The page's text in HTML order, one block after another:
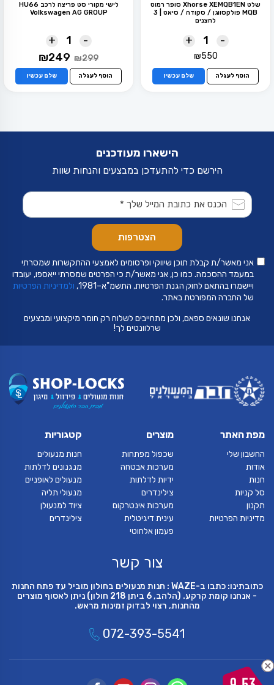
שלט Xhorse XEMQB1EN סופר רמוט
MQB פולקסווגן / סקודה / סיאט | 3
לחצנים
-
+
₪550
הוסף לעגלה שלם עכשיו
לישי מקורי סט פריצה לרכב HU66
Volkswagen AG GROUP
-
+
₪299
המחיר
₪299.
₪249
הוא:
₪249.
הוסף לעגלה שלם עכשיו
הישארו מעודכנים
הירשם כדי להתעדכן במבצעים והנחות שוות
אני מאשר/ת קבלת תוכן שיווקי ופרסומים לאמצעי ההתקשרות שמסרתי
במעמד ההסכמה. כמו כן, אני מאשר/ת כי הפרטים שמסרתי ייאספו, יעובדו
ויישמרו בהתאם לחוק הגנת הפרטיות, התשמ"א–1981,
ולמדיניות הפרטיות
של החברה המפורטת באתר.
אנחנו שונאים ספאם, ולכן מתחייבים לשלוח רק חומר מיקצועי ומבצעים
שרלוונטים לך!
מפת האתר
החשבון שלי
אודות
חנות
סל קניות
תקנון
מדיניות הפרטיות
מוצרים
שכפול מפתחות
מערכות אבטחה
ידיות לדלתות
צילינדרים
מערכות אינטרקום
עינית דיגיטלית
פעמון אלחוטי
קטגוריות
חנות מנעולים
מנגנונים לדלתות
מנעולים לאופניים
מנעולי תליה
ציוד למנעולן
צילינדרים
צור קשר
כתובתינו: כתבו ב-WAZE : חנות מנעולים בחולון מוביל עד פתח החנות
- אנחנו קומת קרקע. (הלהב, 6 ביתן 218 חולון) ניתן לאסוף מוצרים
מהחנות, רצוי לבדוק זמינות מראש.
072-393-5541